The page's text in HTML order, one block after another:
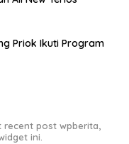
Priok Ikuti Program
recent post wpberita,
ini.